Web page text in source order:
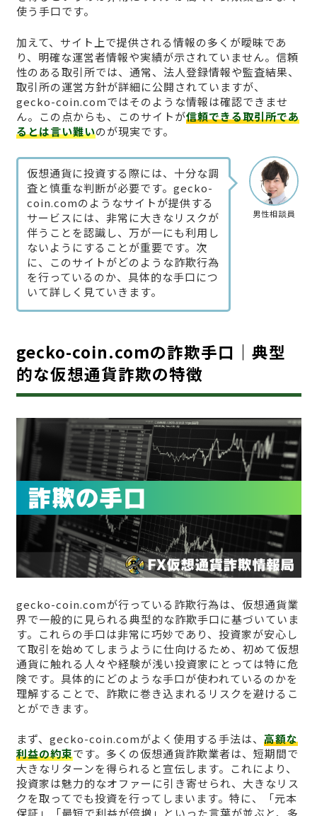
使う手口です。
加えて、サイト上で提供される情報の多くが曖昧であ
り、明確な運営者情報や実績が示されていません。信頼
性のある取引所では、通常、法人登録情報や監査結果、
取引所の運営方針が詳細に公開されていますが、
gecko-coin.comではそのような情報は確認できませ
ん。この点からも、このサイトが信頼できる取引所であ
るとは言い難いのが現実です。
男性相談員
仮想通貨に投資する際には、十分な調
査と慎重な判断が必要です。gecko-
coin.comのようなサイトが提供する
サービスには、非常に大きなリスクが
伴うことを認識し、万が一にも利用し
ないようにすることが重要です。次
に、このサイトがどのような詐欺行為
を行っているのか、具体的な手口につ
いて詳しく見ていきます。
gecko-coin.comの詐欺手口｜典型
的な仮想通貨詐欺の特徴
gecko-coin.comが行っている詐欺行為は、仮想通貨業
界で一般的に見られる典型的な詐欺手口に基づいていま
す。これらの手口は非常に巧妙であり、投資家が安心し
て取引を始めてしまうように仕向けるため、初めて仮想
通貨に触れる人々や経験が浅い投資家にとっては特に危
険です。具体的にどのような手口が使われているのかを
理解することで、詐欺に巻き込まれるリスクを避けるこ
とができます。
まず、gecko-coin.comがよく使用する手法は、 高額な
利益の約束です。多くの仮想通貨詐欺業者は、短期間で
大きなリターンを得られると宣伝します。これにより、
投資家は魅力的なオファーに引き寄せられ、大きなリス
クを取ってでも投資を行ってしまいます。特に、「元本